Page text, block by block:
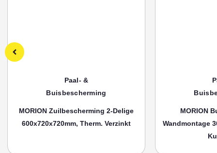
Paal- &
Buisbescherming
MORION Zuilbescherming 2-Delige
600x720x720mm, Therm. Verzinkt
MORION
Wandmontage